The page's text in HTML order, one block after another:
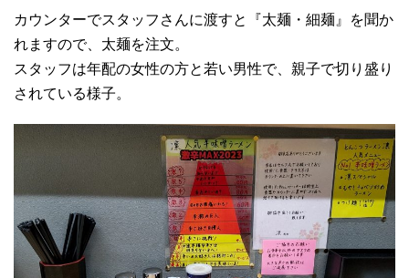
カウンターでスタッフさんに渡すと『太麺・細麺』を聞か
れますので、太麺を注文。
スタッフは年配の女性の方と若い男性で、親子で切り盛り
されている様子。